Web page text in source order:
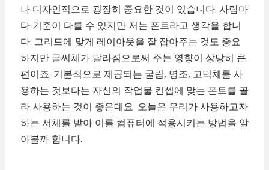
나 디자인적으로 굉장히 중요한 것이 있습니다. 사람마
다 기준이 다를 수 있지만 저는 폰트라고 생각을 합니
다. 그리드에 맞게 레이아웃을 잘 잡아주는 것도 중요
하지만 글씨체가 달라짐으로써 주는 영향이 상당히 큰
편이죠. 기본적으로 제공되는 굴림, 명조, 고딕체를 사
용하는 것보다는 자신의 작업물 컨셉에 맞는 폰트를 골
라 사용하는 것이 좋은데요. 오늘은 우리가 사용하고자
하는 서체를 받아 이를 컴퓨터에 적용시키는 방법을 알
아볼까 합니다.